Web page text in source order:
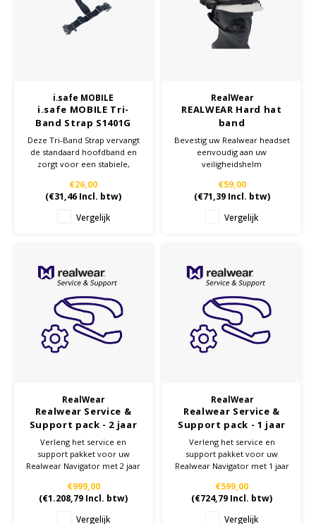
Panasonic
Accessoires & onderdelen
ATEX Werkverlichting
Accessoires & onderdelen
Batterijen
i.safe MOBILE
i.safe MOBILE Tri-
Band Strap S1401G
voor HMT-1/HMT-1Z1
Deze Tri-Band Strap vervangt
de standaard hoofdband en
zorgt voor een stabiele,
HMT-1 en HMT-1Z1 in Zone
1/21.
€26,00
(€31,46 Incl. btw)
Vergelijk
RealWear
REALWEAR Hard hat
band
Bevestig uw Realwear headset
eenvoudig aan uw
veiligheidshelm
€59,00
(€71,39Incl. btw)
Vergelijk
RealWear
Realwear Service &
Support pack - 2 jaar
verlenging
Verleng het service en
support pakket voor uw
Realwear Navigator met 2 jaar
€999,00
(€1.208,79 Incl. btw)
Vergelijk
RealWear
Realwear Service &
Support pack - 1 jaar
verlenging
Verleng het service en
support pakket voor uw
Realwear Navigator met 1 jaar
€599,00
(€724,79 Incl. btw)
Vergelijk